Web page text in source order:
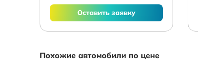
Оставить заявку
Похожие автомобили по цене